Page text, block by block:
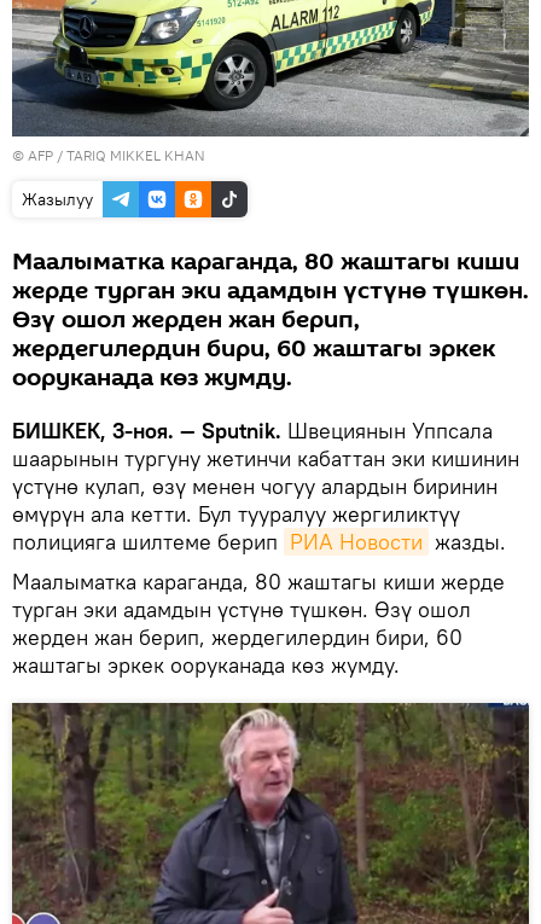
© AFP / TARIQ MIKKEL KHAN
Жазылуу
Маалыматка караганда, 80 жаштагы киши
жерде турган эки адамдын үстүнө түшкөн.
Өзү ошол жерден жан берип,
жердегилердин бири, 60 жаштагы эркек
ооруканада көз жумду.
БИШКЕК, 3-ноя. — Sputnik. Швециянын Уппсала
шаарынын тургуну жетинчи кабаттан эки кишинин
үстүнө кулап, өзү менен чогуу алардын биринин
өмүрүн ала кетти. Бул тууралуу жергиликтүү
полицияга шилтеме берип РИА Новости жазды.
Маалыматка караганда, 80 жаштагы киши жерде
турган эки адамдын үстүнө түшкөн. Өзү ошол
жерден жан берип, жердегилердин бири, 60
жаштагы эркек ооруканада көз жумду.